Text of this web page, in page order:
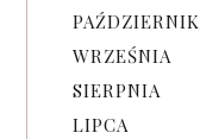
WRZEŚNIA
SIERPNIA
LIPCA